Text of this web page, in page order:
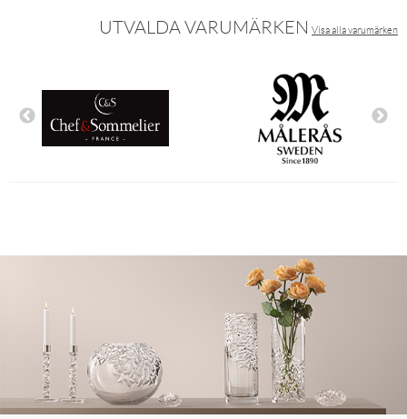
Visa alla varumärken
UTVALDA VARUMÄRKEN